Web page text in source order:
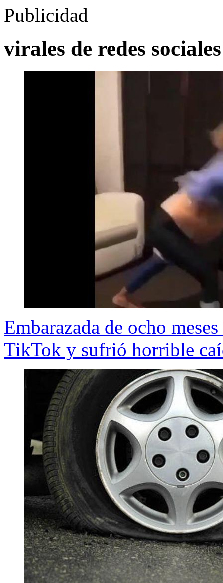
Publicidad
virales de redes sociales
Embarazada de ocho
TikTok y sufrió horrible